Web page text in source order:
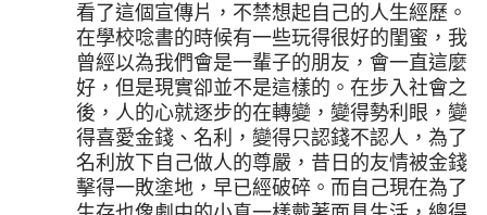
看了這個宣傳片，不禁想起自己的人生經歷。
在學校唸書的時候有一些玩得很好的閨蜜，我
曾經以為我們會是一輩子的朋友，會一直這麼
好，但是現實卻並不是這樣的。在步入社會之
後，人的心就逐步的在轉變，變得勢利眼，變
得喜愛金錢、名利，變得只認錢不認人，為了
名利放下自己做人的尊嚴，昔日的友情被金錢
擊得一敗塗地，早已經破碎。而自己現在為了